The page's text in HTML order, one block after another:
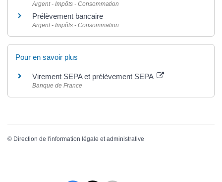
Argent - Impôts - Consommation
Prélèvement bancaire
Argent - Impôts - Consommation
Pour en savoir plus
Virement SEPA et prélèvement SEPA
Banque de France
© Direction de l'information légale et administrative